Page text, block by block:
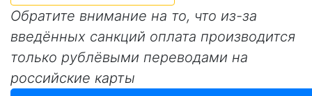
Обратите внимание на то, что из-за
введённых санкций оплата производится
только рублёвыми переводами на
российские карты